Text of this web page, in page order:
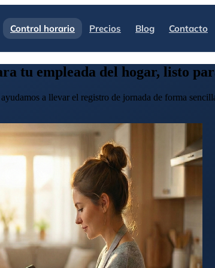
Control horario Precios Blog Contacto
tu empleada del hogar, listo
a llevar el registro de jornada de forma